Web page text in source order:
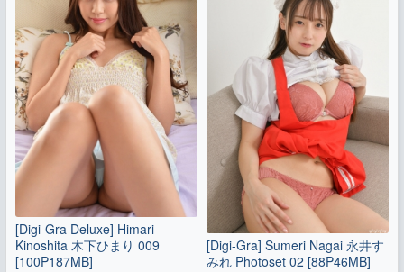
[Digi-Gra Deluxe] Himari
Kinoshita 木下ひまり 009
[100P187MB]
[Digi-Gra] Sumeri Nagai 永井す
みれ Photoset 02 [88P46MB]